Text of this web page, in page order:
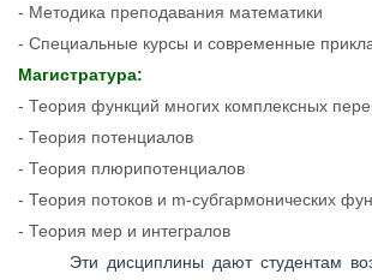
- Методика преподавания математики
- Специальные курсы и современные
Магистратура:
- Теория функций многих комплексных
- Теория потенциалов
- Теория плюрипотенциалов
- Теория потоков и m-субгармонических
- Теория мер и интегралов
Эти дисциплины дают студентам